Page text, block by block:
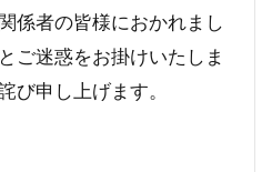
係者の皆様におかれまし
ご迷惑をお掛けいたしま
び申し上げます。